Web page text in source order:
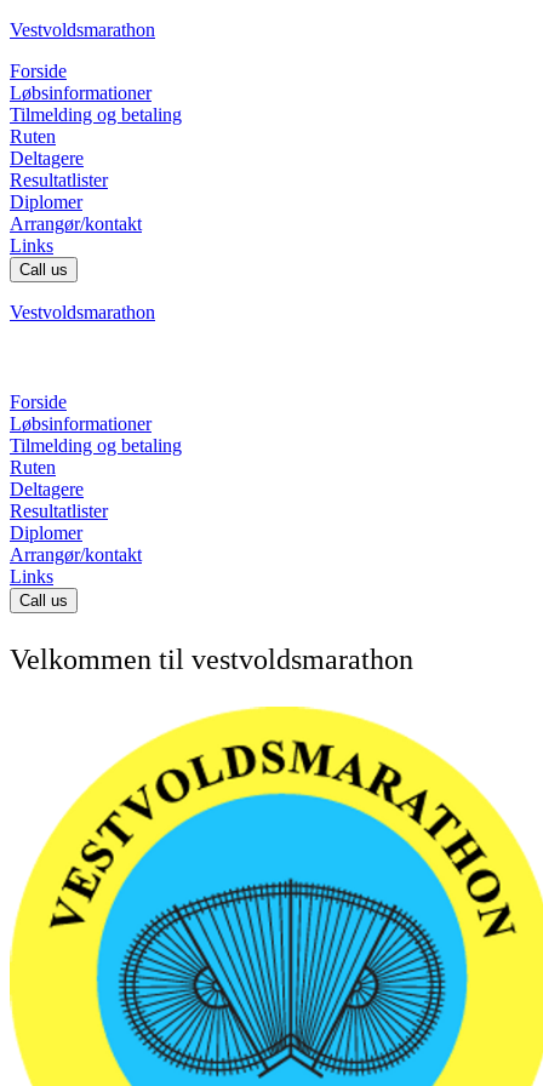
Vestvoldsmarathon
Forside
Løbsinformationer
Tilmelding og betaling
Ruten
Deltagere
Resultatlister
Diplomer
Arrangør/kontakt
Links
Call us
Vestvoldsmarathon
Forside
Løbsinformationer
Tilmelding og betaling
Ruten
Deltagere
Resultatlister
Diplomer
Arrangør/kontakt
Links
Call us
Velkommen til vestvoldsmarathon